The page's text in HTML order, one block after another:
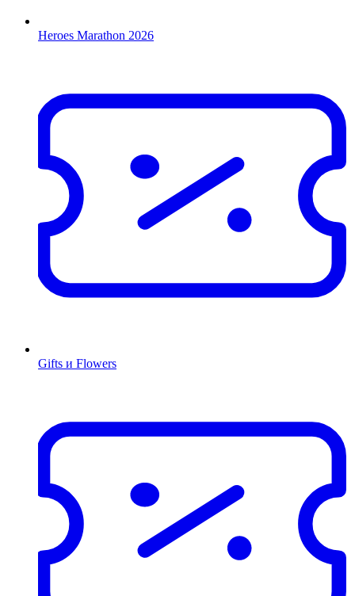
Heroes Marathon 2026
Gifts и Flowers